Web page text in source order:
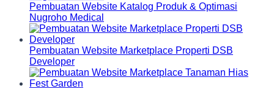
Pembuatan Website Katalog Produk & Optimasi
Nugroho Medical
Pembuatan Website Marketplace Properti DSB
Developer